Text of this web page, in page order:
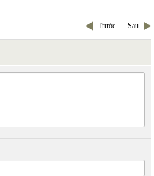
Trước Sau